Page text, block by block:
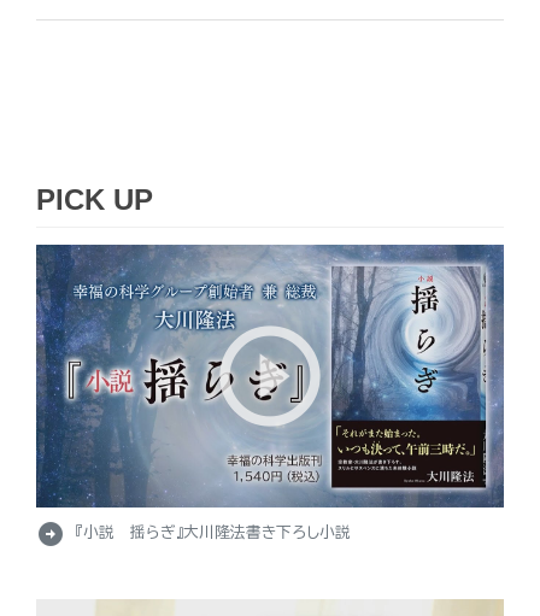
PICK UP
arrow_circle_right 『小説 揺らぎ』大川隆法書き下ろし小説